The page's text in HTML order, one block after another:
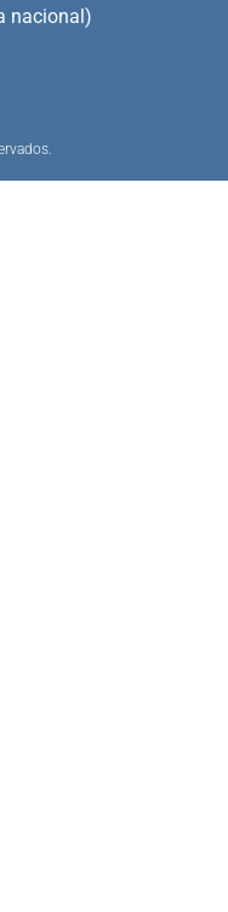
nacional)